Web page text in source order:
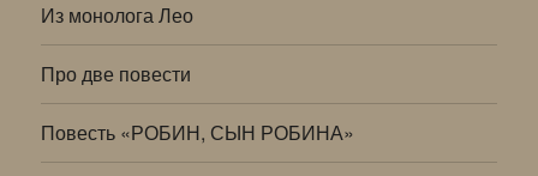
Из монолога Лео
Про две повести
Повесть «РОБИН, СЫН РОБИНА»